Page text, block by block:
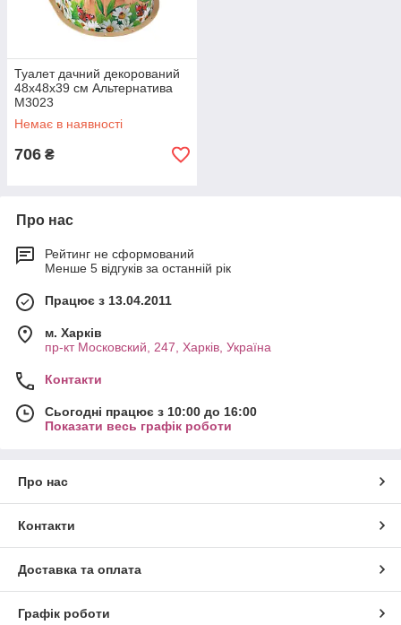
Туалет дачний декорований
48х48х39 см Альтернатива
М3023
Немає в наявності
706 ₴
Про нас
Рейтинг не сформований
Менше 5 відгуків за останній рік
Працює з 13.04.2011
м. Харків
пр-кт Московский, 247, Харків, Україна
Контакти
Сьогодні працює з 10:00 до 16:00
Показати весь графік роботи
Про нас
Контакти
Доставка та оплата
Графік роботи